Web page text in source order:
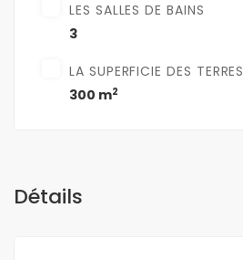
LES SALLES DE BAINS
3
LA SUPERFICIE DES TERRES
300 m2
Détails